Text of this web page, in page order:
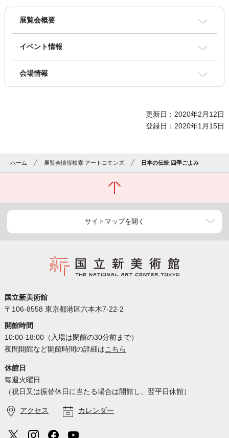
展覧会概要
イベント情報
会場情報
更新日：2020年2月12日
登録日：2020年1月15日
ホーム 展覧会情報検索 アートコモンズ 日本の伝統 四季ごよみ
サイトマップを開く
国立新美術館
〒106-8558 東京都港区六本木7-22-2
開館時間
10:00-18:00（入場は閉館の30分前まで）
夜間開館など開館時間の詳細はこちら
休館日
毎週火曜日
（祝日又は振替休日に当たる場合は開館し、翌平日休館）
アクセス カレンダー